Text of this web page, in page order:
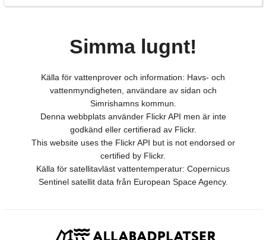
Simma lugnt!
Källa för vattenprover och information: Havs- och
vattenmyndigheten, användare av sidan och
Simrishamns kommun.
Denna webbplats använder Flickr API men är inte
godkänd eller certifierad av Flickr.
This website uses the Flickr API but is not endorsed or
certified by Flickr.
Källa för satellitavläst vattentemperatur: Copernicus
Sentinel satellit data från European Space Agency.